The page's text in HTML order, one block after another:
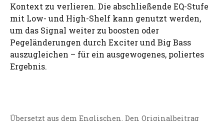
Kontext zu verlieren. Die abschließende EQ-Stufe
mit Low- und High-Shelf kann genutzt werden,
um das Signal weiter zu boosten oder
Pegeländerungen durch Exciter und Big Bass
auszugleichen – für ein ausgewogenes, poliertes
Ergebnis.
Übersetzt aus dem Englischen. Den Originalbeitrag